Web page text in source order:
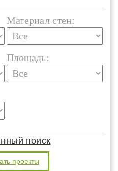
Материал стен:
Площадь:
поиск
проекты